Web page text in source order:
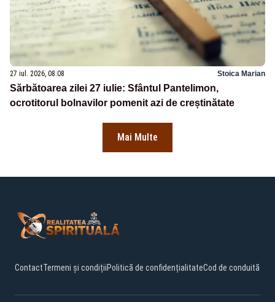
27 iul. 2026, 08:08 Stoica Marian
Sărbătoarea zilei 27 iulie: Sfântul Pantelimon,
ocrotitorul bolnavilor pomenit azi de creștinătate
Mai Multe
ContactTermeni și condițiiPolitică de confidențialitateCod de conduită